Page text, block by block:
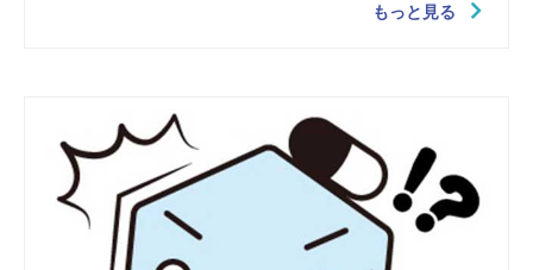
もっと見る